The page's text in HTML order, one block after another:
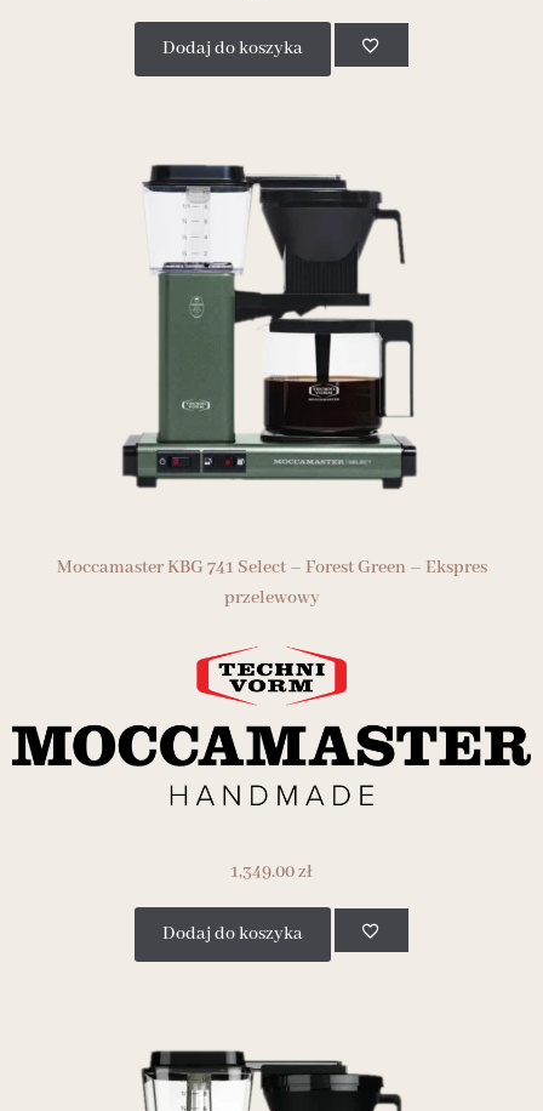
Dodaj do koszyka
Moccamaster KBG 741 Select – Forest Green – Ekspres
przelewowy
1,349.00zł
Dodaj do koszyka